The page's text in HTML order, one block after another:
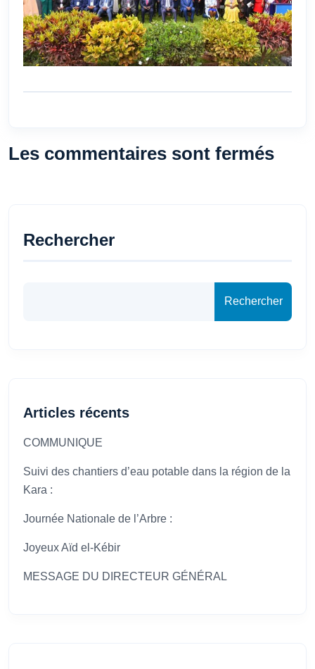
Les commentaires sont fermés
Rechercher
Rechercher
Articles récents
COMMUNIQUE
Suivi des chantiers d’eau potable dans la région de la
Kara :
Journée Nationale de l’Arbre :
Joyeux Aïd el-Kébir
MESSAGE DU DIRECTEUR GÉNÉRAL